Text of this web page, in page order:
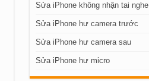
Sửa iPhone không nhận tai nghe
Sửa iPhone hư camera trước
Sửa iPhone hư camera sau
Sửa iPhone hư micro